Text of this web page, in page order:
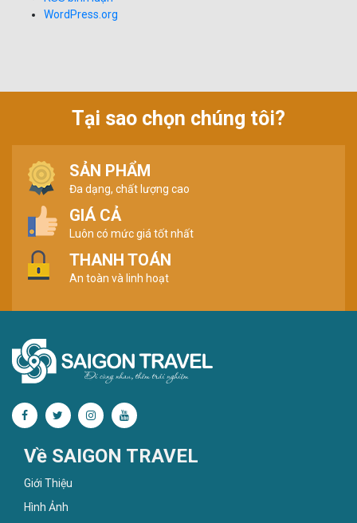
WordPress.org
Tại sao chọn chúng tôi?
SẢN PHẨM
Đa dạng, chất lượng cao
GIÁ CẢ
Luôn có mức giá tốt nhất
THANH TOÁN
An toàn và linh hoạt
Về SAIGON TRAVEL
Giới Thiệu
Hình Ảnh